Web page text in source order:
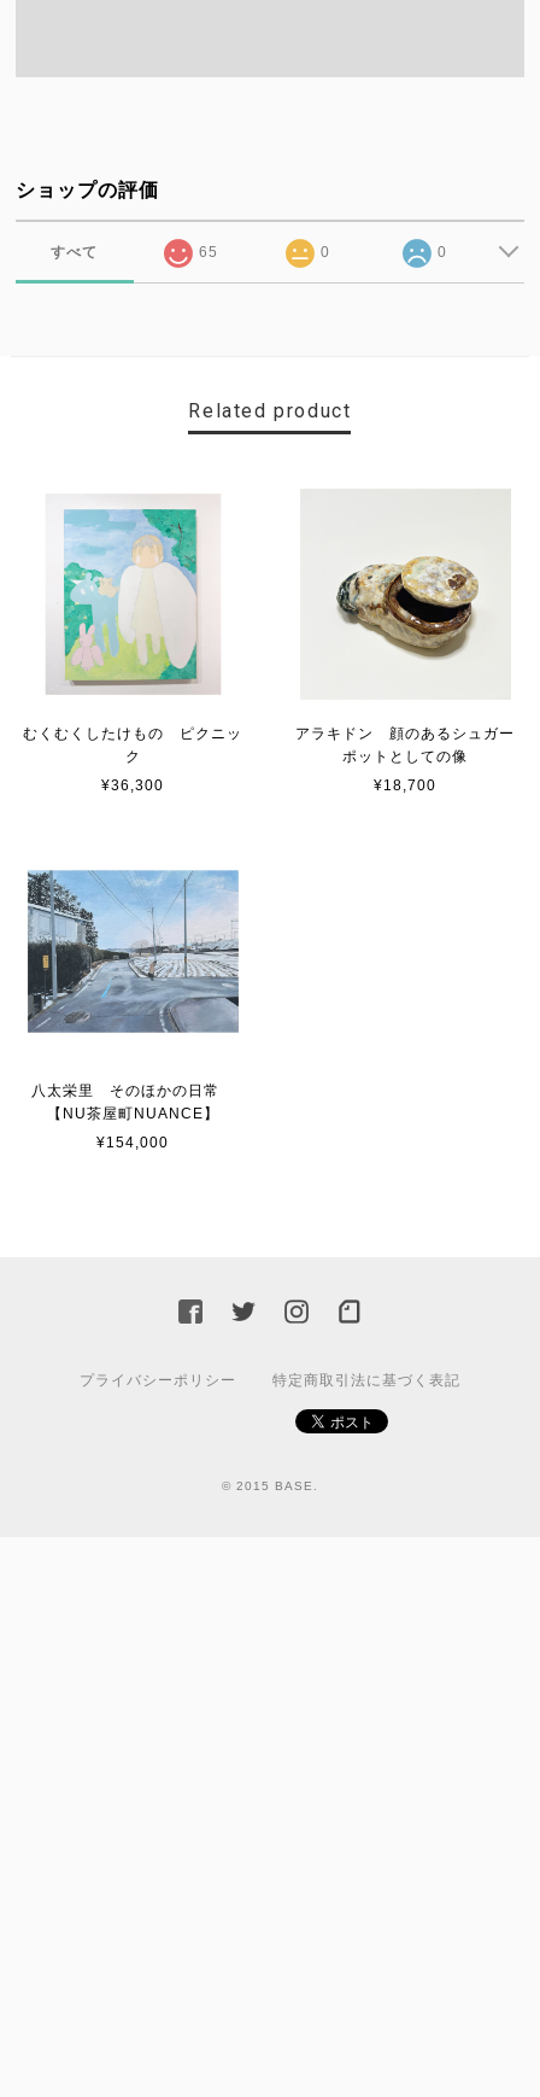
ショップの評価
すべて 65 0 0
Related product
むくむくしたけもの ピクニッ
ク
¥36,300
アラキドン 顔のあるシュガー
ポットとしての像
¥18,700
八太栄里 そのほかの日常
【NU茶屋町NUANCE】
¥154,000
プライバシーポリシー 特定商取引法に基づく表記
© 2015 BASE.